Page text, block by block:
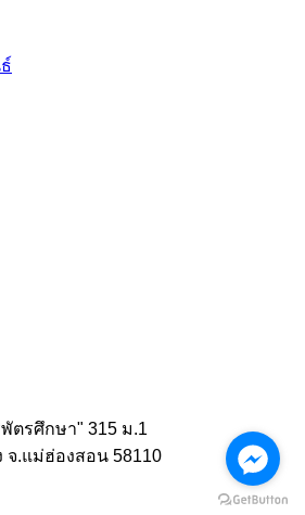
พัตรศึกษา" 315 ม.1
จ.แม่ฮ่องสอน 58110